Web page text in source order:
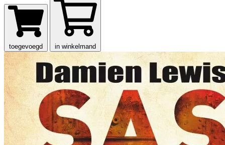
toegevoegd in winkelmand